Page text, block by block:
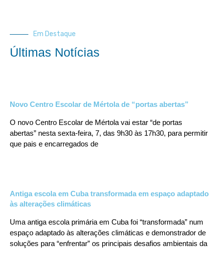
Em Destaque
Últimas Notícias
Novo Centro Escolar de Mértola de “portas abertas”
O novo Centro Escolar de Mértola vai estar “de portas
abertas” nesta sexta-feira, 7, das 9h30 às 17h30, para permitir
que pais e encarregados de
Antiga escola em Cuba transformada em espaço adaptado
às alterações climáticas
Uma antiga escola primária em Cuba foi “transformada” num
espaço adaptado às alterações climáticas e demonstrador de
soluções para “enfrentar” os principais desafios ambientais da